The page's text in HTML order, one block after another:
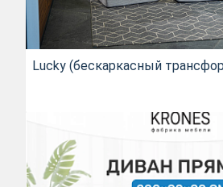
Lucky (бескаркасный